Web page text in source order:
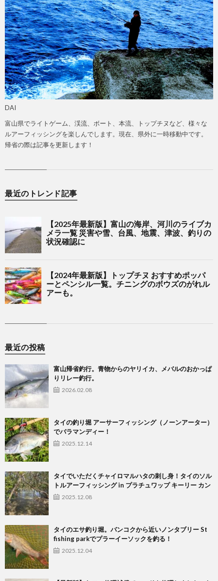
DAI
富山県でライトゲーム、渓流、ボート、本流、トップチヌなど、様々な
ルアーフィッシングを楽しんでします。現在、県外に一時移動中です。
帰省の際は記事を更新します！
最近のトレンド記事
最近の投稿
富山帰省釣行。青物からのヤリイカ、メバルのおかっぱ
りリレー釣行。
2026.02.08
タイの釣り堀 アーサーフィッシング（ノーンアーター）
でバラマンディー！
2025.12.14
タイでいただくチャイロマルハタの刺し身！タイのソル
トルアーフィッシング in プラチュワップ キーリー カン
2025.12.08
タイのエサ釣り堀。バンコクから近いノンタブリー St
fishing parkでプラーイーソックを釣る！
2025.12.04